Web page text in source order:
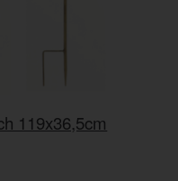
119x36,5cm